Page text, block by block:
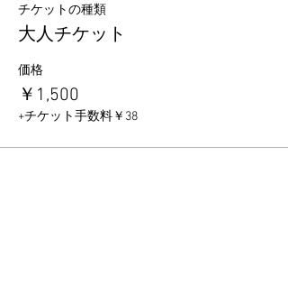
チケットの種類
大人チケット
価格
￥1,500
+チケット手数料￥38